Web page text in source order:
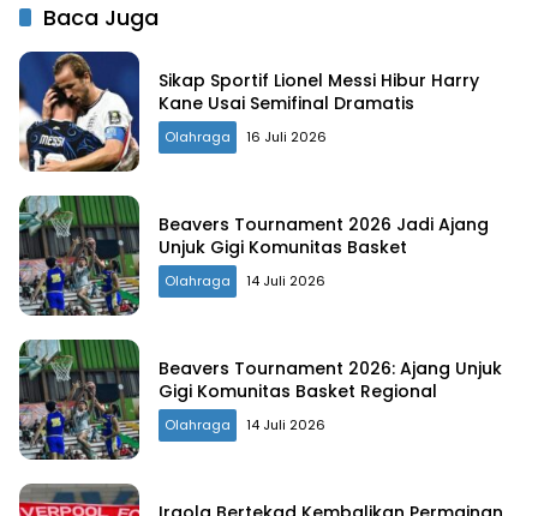
Baca Juga
Sikap Sportif Lionel Messi Hibur Harry
Kane Usai Semifinal Dramatis
Olahraga 16 Juli 2026
Beavers Tournament 2026 Jadi Ajang
Unjuk Gigi Komunitas Basket
Olahraga 14 Juli 2026
Beavers Tournament 2026: Ajang Unjuk
Gigi Komunitas Basket Regional
Olahraga 14 Juli 2026